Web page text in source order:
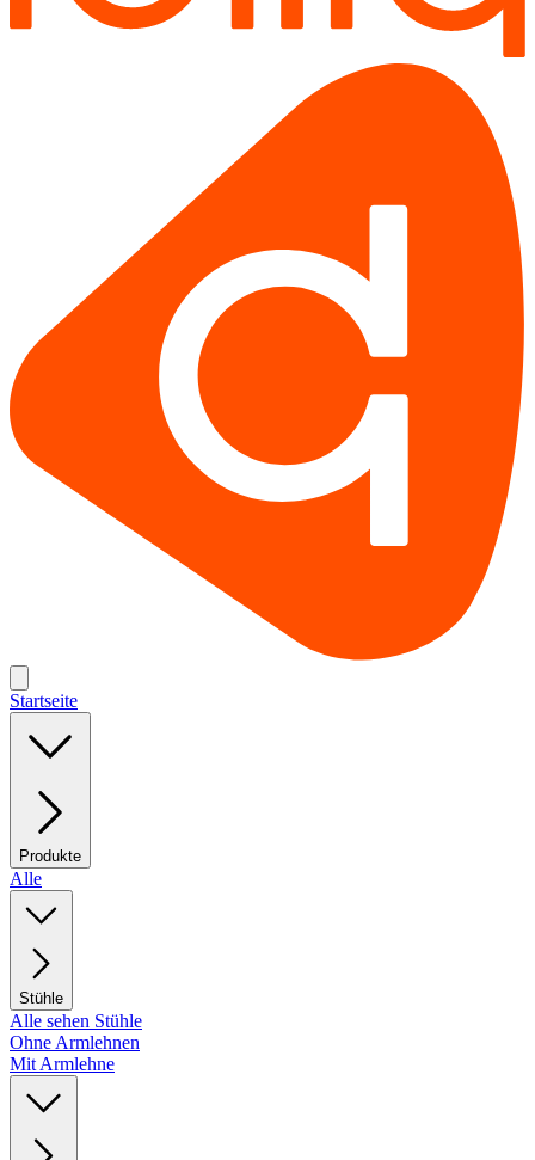
Startseite
Produkte
Alle
Stühle
Alle sehen Stühle
Ohne Armlehnen
Mit Armlehne